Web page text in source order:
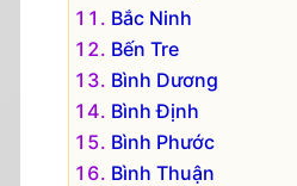
Bắc Ninh
Bến Tre
Bình Dương
Bình Định
Bình Phước
Bình Thuận